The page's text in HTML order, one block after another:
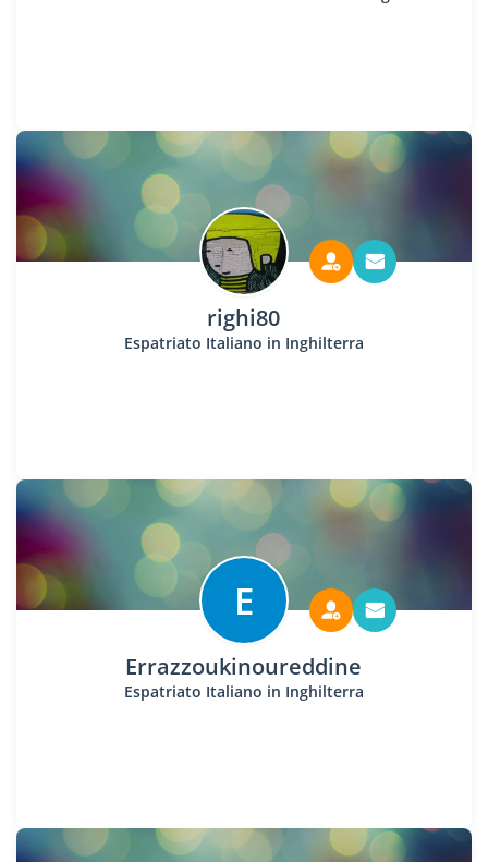
righi80
Espatriato Italiano in Inghilterra
E
Errazzoukinoureddine
Espatriato Italiano in Inghilterra